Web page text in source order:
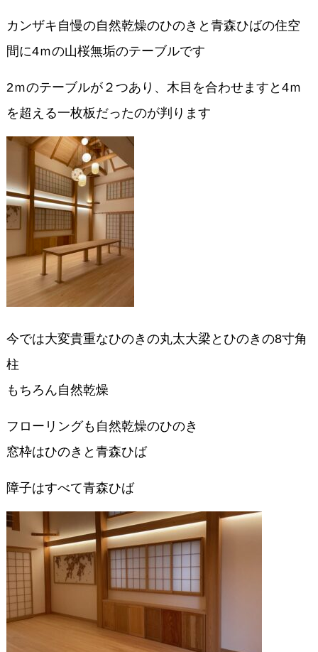
カンザキ自慢の自然乾燥のひのきと青森ひばの住空
間に4ｍの山桜無垢のテーブルです
2ｍのテーブルが２つあり、木目を合わせますと4ｍ
を超える一枚板だったのが判ります
今では大変貴重なひのきの丸太大梁とひのきの8寸角
柱
もちろん自然乾燥
フローリングも自然乾燥のひのき
窓枠はひのきと青森ひば
障子はすべて青森ひば